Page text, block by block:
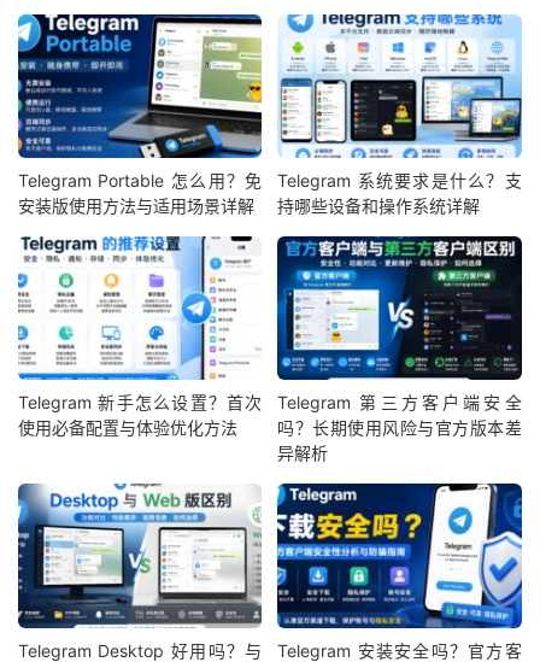
Telegram Portable 怎么用？免
安装版使用方法与适用场景详解
Telegram 系统要求是什么？支
持哪些设备和操作系统详解
Telegram 新手怎么设置？首次
使用必备配置与体验优化方法
Telegram 第三方客户端安全
吗？长期使用风险与官方版本差
异解析
Telegram Desktop 好用吗？与
Telegram 安装安全吗？官方客